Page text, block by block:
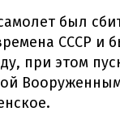
был
СССР и
при этом